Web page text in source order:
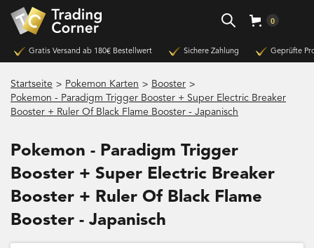
0
Gratis Versand ab 180€ Bestellwert Sichere Zahlung Geprüfte
Startseite > Pokemon Karten > Booster >
Pokemon - Paradigm Trigger Booster + Super Electric Breaker
Booster + Ruler Of Black Flame Booster - Japanisch
Pokemon - Paradigm Trigger
Booster + Super Electric Breaker
Booster + Ruler Of Black Flame
Booster - Japanisch